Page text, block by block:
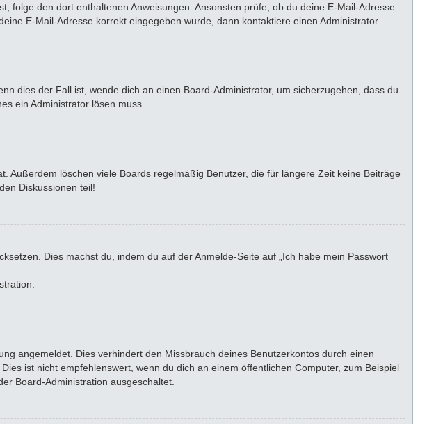
folge den dort enthaltenen Anweisungen. Ansonsten prüfe, ob du deine E-Mail-Adresse
E-Mail-Adresse korrekt eingegeben wurde, dann kontaktiere einen Administrator.
dies der Fall ist, wende dich an einen Board-Administrator, um sicherzugehen, dass du
ein Administrator lösen muss.
Außerdem löschen viele Boards regelmäßig Benutzer, die für längere Zeit keine Beiträge
Diskussionen teil!
Dies machst du, indem du auf der Anmelde-Seite auf „Ich habe mein Passwort
angemeldet. Dies verhindert den Missbrauch deines Benutzerkontos durch einen
ist nicht empfehlenswert, wenn du dich an einem öffentlichen Computer, zum Beispiel
Board-Administration ausgeschaltet.